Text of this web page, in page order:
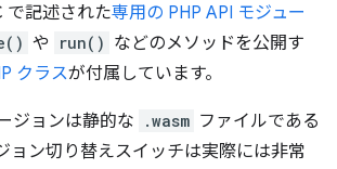
で記述された専用の PHP API モジュー
や run() などのメソッドを公開す
クラスが付属しています。
ジョンは静的な .wasm ファイルである
ョン切り替えスイッチは実際には非常